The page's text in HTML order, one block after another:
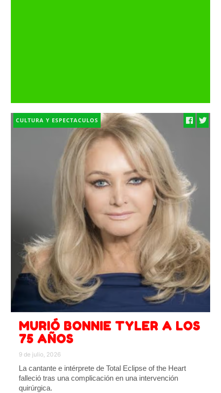
CULTURA Y ESPECTACULOS
MURIÓ BONNIE TYLER A LOS
75 AÑOS
9 de julio, 2026
La cantante e intérprete de Total Eclipse of the Heart
falleció tras una complicación en una intervención
quirúrgica.